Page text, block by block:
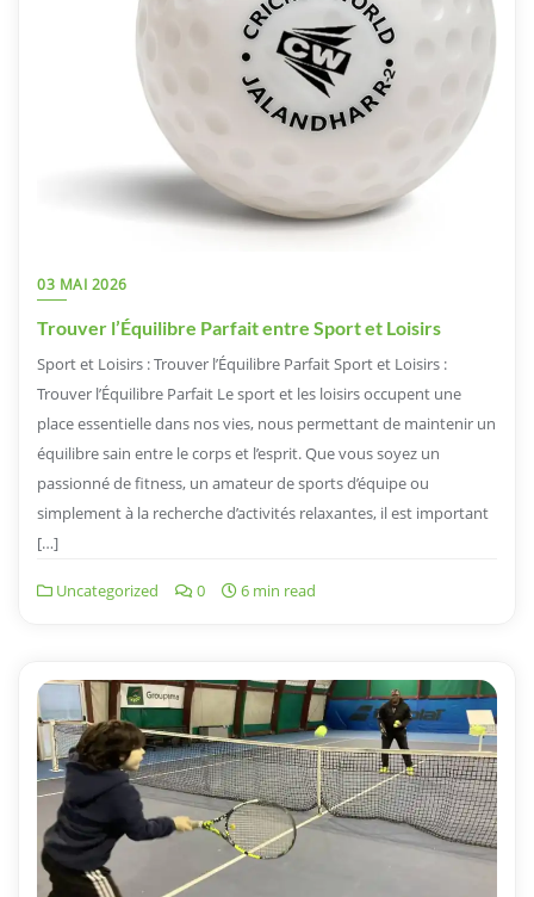
03 MAI 2026
Trouver l’Équilibre Parfait entre Sport et Loisirs
Sport et Loisirs : Trouver l’Équilibre Parfait Sport et Loisirs :
Trouver l’Équilibre Parfait Le sport et les loisirs occupent une
place essentielle dans nos vies, nous permettant de maintenir un
équilibre sain entre le corps et l’esprit. Que vous soyez un
passionné de fitness, un amateur de sports d’équipe ou
simplement à la recherche d’activités relaxantes, il est important
[…]
Uncategorized 0 6 min read